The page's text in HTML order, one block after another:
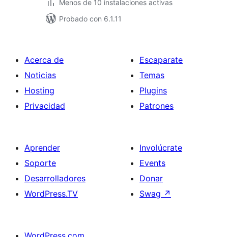
Menos de 10 instalaciones activas
Probado con 6.1.11
Acerca de
Noticias
Hosting
Privacidad
Escaparate
Temas
Plugins
Patrones
Aprender
Soporte
Desarrolladores
WordPress.TV
Involúcrate
Events
Donar
Swag ↗